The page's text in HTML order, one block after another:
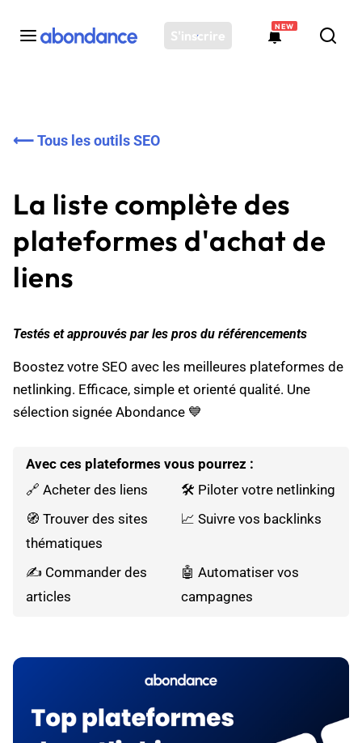
S'inscrire
NEW
Plateforme
Solutions
Ressources
Audit SEO
⟵ Tous les outils SEO
La liste complète des
plateformes d'achat de
liens
Testés et approuvés par les pros du référencements
Boostez votre SEO avec les meilleures plateformes de
netlinking. Efficace, simple et orienté qualité. Une
sélection signée Abondance 💙
Avec ces plateformes vous pourrez :
🔗 Acheter des liens
🛠️ Piloter votre netlinking
🧭 Trouver des sites
thématiques
📈 Suivre vos backlinks
✍️ Commander des
articles
🤖 Automatiser vos
campagnes